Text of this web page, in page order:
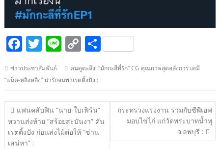
F
e
b
o
o
k
T
itt
er
Li
e
C
p
y
Li
n
k
S
ar
e
ข่าวประชาสัมพันธ์
คนดูตะลึง! “มักกะลีที่รัก” CG คุณภาพสุดอลังการ เคมี
“แม็ค-หลิงหลิง” น่ารักจนพาเรตติ้งปัง :
แนะแนว
เรื่อง
แฟนคลับฟิน “นาย-ใบเฟิร์น”
หวานส่งท้าย “สร้อยสะบันงา” ดัน
เรตติ้งปัง ก่อนส่งไม้ต่อให้ “ซ่าน
เสน่หา” :
กระทรวงแรงงาน ร่วมกับซีพีเอฟ
มอบไข่ไก่ แก่วัดพระบาทน้ำพุ
จ.ลพบุรี :